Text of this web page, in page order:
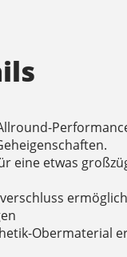
eine etwas
Obermaterial